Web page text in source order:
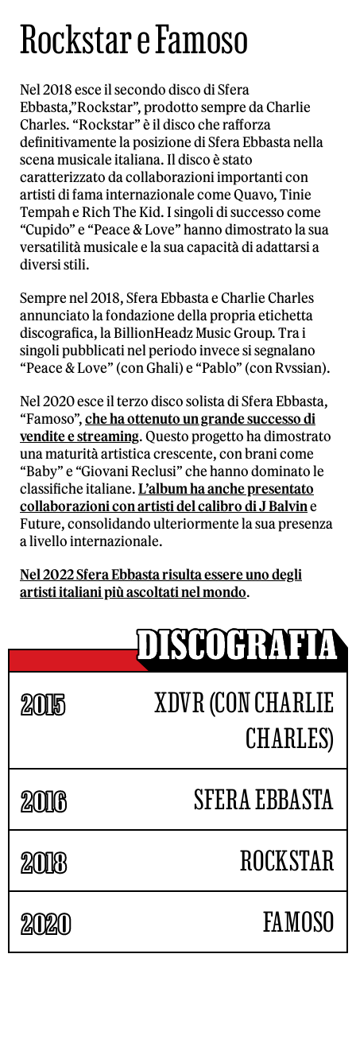
Rockstar e Famoso
Nel 2018 esce il secondo disco di Sfera
Ebbasta,”Rockstar”, prodotto sempre da Charlie
Charles. “Rockstar” è il disco che rafforza
definitivamente la posizione di Sfera Ebbasta nella
scena musicale italiana. Il disco è stato
caratterizzato da collaborazioni importanti con
artisti di fama internazionale come Quavo, Tinie
Tempah e Rich The Kid. I singoli di successo come
“Cupido” e “Peace & Love” hanno dimostrato la sua
versatilità musicale e la sua capacità di adattarsi a
diversi stili.
Sempre nel 2018, Sfera Ebbasta e Charlie Charles
annunciato la fondazione della propria etichetta
discografica, la BillionHeadz Music Group. Tra i
singoli pubblicati nel periodo invece si segnalano
“Peace & Love” (con Ghali) e “Pablo” (con Rvssian).
Nel 2020 esce il terzo disco solista di Sfera Ebbasta,
“Famoso”,che ha ottenuto un grande successo di
vendite e streaming. Questo progetto ha dimostrato
una maturità artistica crescente, con brani come
“Baby” e “Giovani Reclusi” che hanno dominato le
classifiche italiane.L’album ha anche presentato
collaborazioni con artisti del calibro di J Balvine
Future, consolidando ulteriormente la sua presenza
a livello internazionale.
Nel 2022 Sfera Ebbasta risulta essere uno degli
artisti italiani più ascoltati nel mondo.
2015
XDVR (CON CHARLIE
CHARLES)
2016 SFERA EBBASTA
2018 ROCKSTAR
2020 FAMOSO